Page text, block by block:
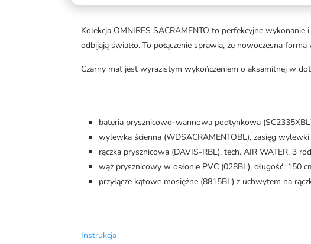
Kolekcja OMNIRES SACRAMENTO to perfekcyjne
odbijają światło. To połączenie sprawia, że nowoczesna
Czarny mat jest wyrazistym wykończeniem o aksamitnej w
bateria prysznicowo-wannowa podtynkowa
wylewka ścienna (WDSACRAMENTOBL), zasięg wylewki
rączka prysznicowa (DAVIS-RBL), tech. AIR WATER, 3
wąż prysznicowy w osłonie PVC (028BL), długość: 150
przyłącze kątowe mosiężne (8815BL) z uchwytem na
Instrukcja